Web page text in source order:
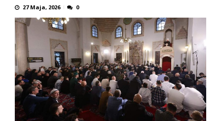
27 Maja, 2026 0